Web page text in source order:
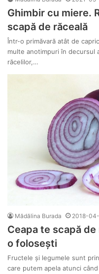
Ghimbir cu miere.
scapă de răceală
Într-o primăvară atât de
multe anotimpuri în decursul
răcelilor,…
Mădălina Burada 2018-
Ceapa te scapă
o folosești
Fructele și legumele sunt
care putem apela atunci